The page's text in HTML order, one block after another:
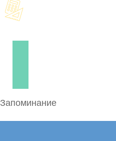
Запоминание